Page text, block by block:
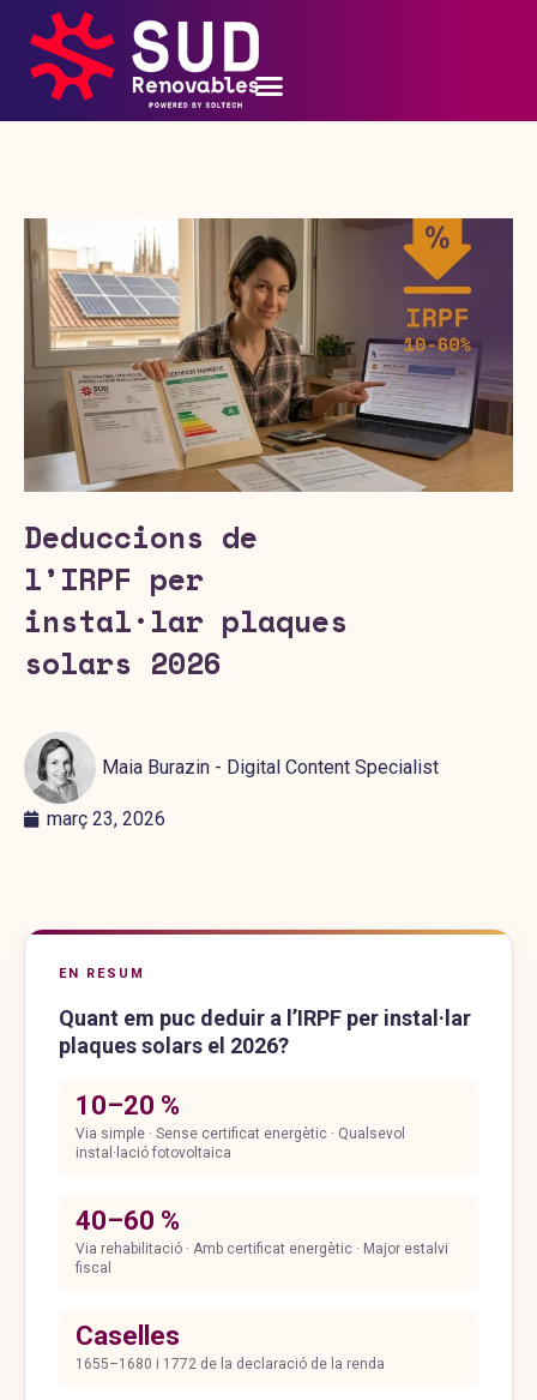
Deduccions de
l’IRPF per
instal·lar plaques
solars 2026
Maia Burazin - Digital Content Specialist
març 23, 2026
EN RESUM
Quant em puc deduir a l’IRPF per instal·lar
plaques solars el 2026?
10–20 %
Via simple · Sense certificat energètic · Qualsevol
instal·lació fotovoltaica
40–60 %
Via rehabilitació · Amb certificat energètic · Major estalvi
fiscal
Caselles
1655–1680 i 1772 de la declaració de la renda